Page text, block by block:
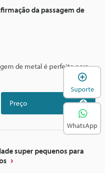
da passagem de
de metal é perfeito para
Preço
super pequenos para
Suporte
WhatsApp